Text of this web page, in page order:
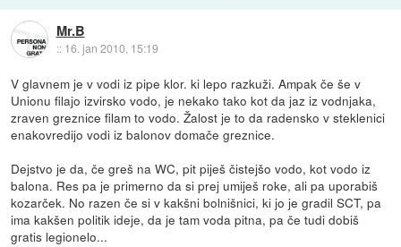
Mr.B
:: 16. jan 2010, 15:19
V glavnem je v vodi iz pipe klor. ki lepo razkuži. Ampak če še v
Unionu filajo izvirsko vodo, je nekako tako kot da jaz iz vodnjaka,
zraven greznice filam to vodo. Žalost je to da radensko v steklenici
enakovredijo vodi iz balonov domače greznice.
Dejstvo je da, če greš na WC, pit piješ čistejšo vodo, kot vodo iz
balona. Res pa je primerno da si prej umiješ roke, ali pa uporabiš
kozarček. No razen če si v kakšni bolnišnici, ki jo je gradil SCT, pa
ima kakšen politik ideje, da je tam voda pitna, pa če tudi dobiš
gratis legionelo...